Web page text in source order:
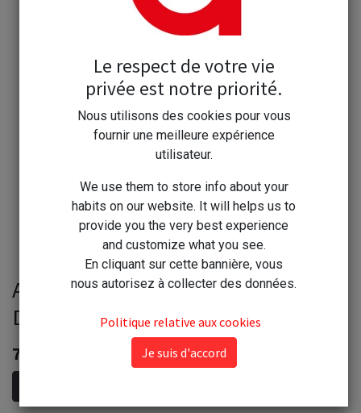
Aiguebelle Eyguebelle Sirop Fleur
De Sureau 50cl
7,60
Le respect de votre vie
privée est notre priorité.
Nous utilisons des cookies pour vous
fournir une meilleure expérience
utilisateur.
We use them to store info about your
habits on our website. It will helps us to
provide you the very best experience
and customize what you see.
En cliquant sur cette bannière, vous
nous autorisez à collecter des données.
Politique relative aux cookies
Je suis d'accord